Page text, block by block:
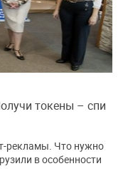
токены – спи
рекламы. Что нужно
в особенности